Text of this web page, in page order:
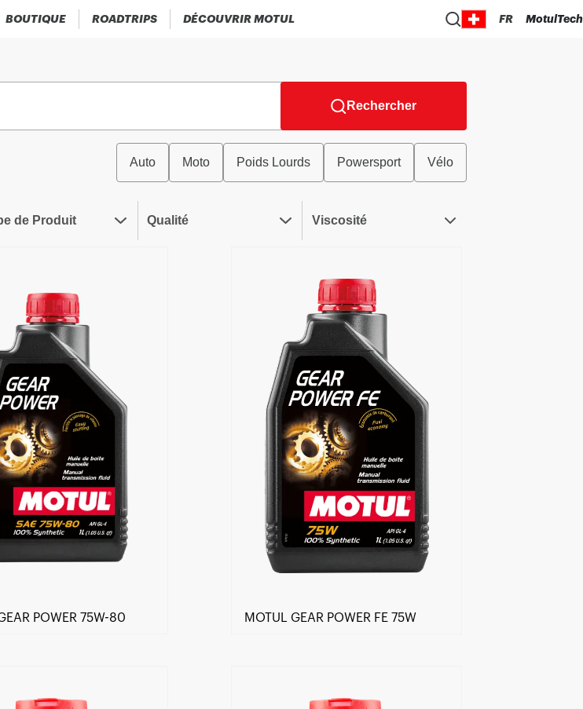
BOUTIQUE ROADTRIPS DÉCOUVRIR MOTUL FR MotulTech
Rechercher
Auto Moto Poids Lourds Powersport Vélo
de Produit Qualité Viscosité
POWER 75W-80 MOTUL GEAR POWER FE 75W